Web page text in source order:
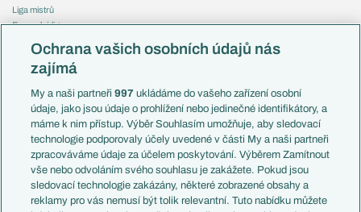
Liga mistrů
Evropská liga
Mistrovství světa
Liga národů
Témata
Představení týmů MS
EuroSkauting
PL v kostce
Evropské koeficienty
Přestupy
Přestupové spekulace
Česko
Francie
Itálie
Německo
Španělsko
Argentina
Brazílie
Přestupy
Ochrana vašich osobních údajů nás
zajímá
My a naši partneři997 ukládáme do vašeho zařízení osobní
údaje, jako jsou údaje o prohlížení nebo jedinečné identifikátory, a
máme k nim přístup. Výběr Souhlasím umožňuje, aby sledovací
technologie podporovaly účely uvedené v části My a naši partneři
zpracováváme údaje za účelem poskytování. Výběrem Zamítnout
vše nebo odvoláním svého souhlasu je zakážete. Pokud jsou
sledovací technologie zakázány, některé zobrazené obsahy a
reklamy pro vás nemusí být tolik relevantní. Tuto nabídku můžete